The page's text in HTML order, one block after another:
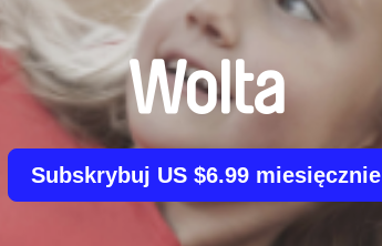
Wolta
Subskrybuj US $6.99 miesięcznie